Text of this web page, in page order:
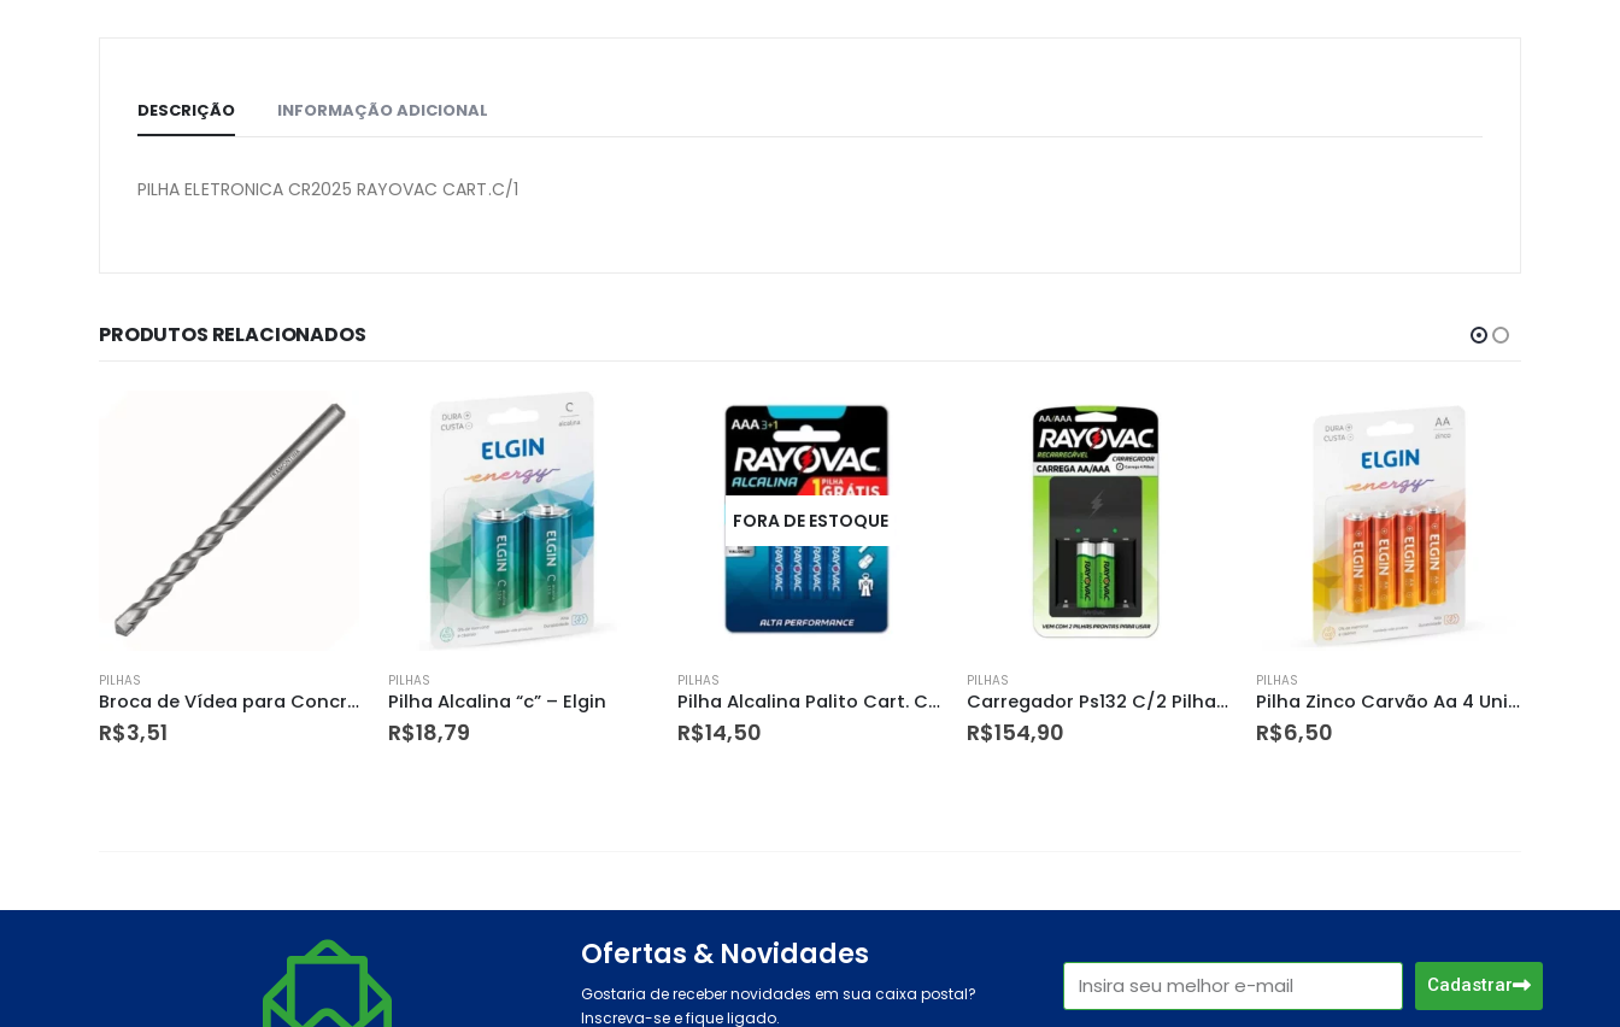
DESCRIÇÃO INFORMAÇÃO ADICIONAL
PILHA ELETRONICA CR2025 RAYOVAC CART.C/1
PRODUTOS RELACIONADOS
PILHAS
Pilha Alcalina “c” – Elgin
R$18,79
FORA DE ESTOQUE
PILHAS
R$14,50
PILHAS
Carregador Ps132 C/2 Pilhas Pequenas Rayovac Biv
R$154,90
PILHAS
Pilha Zinco Carvão Aa 4 Unidades
R$6,50
PILHAS
Elgin Pilha Recarregavel Aaa-1000 com 2
R$47,00
Ofertas & Novidades
Gostaria de receber novidades em sua caixa postal?
Inscreva-se e fique ligado.
Cadastrar